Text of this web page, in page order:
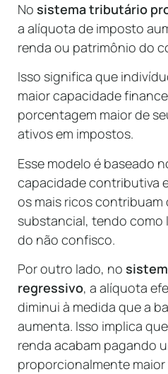
No sistema tributário
a alíquota de imposto
renda ou patrimônio do
Isso significa que
maior capacidade
porcentagem maior de
ativos em impostos.
Esse modelo é baseado
capacidade contributiva
os mais ricos contribuam
substancial, tendo como
do não confisco.
Por outro lado, no
regressivo, a alíquota
diminui à medida que a
aumenta. Isso implica
renda acabam pagando
proporcionalmente